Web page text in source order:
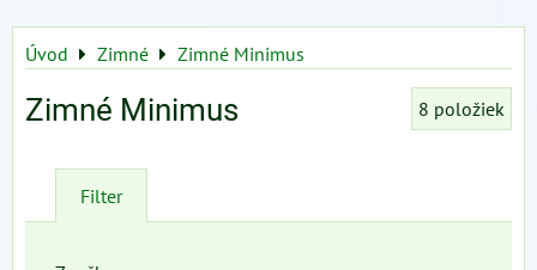
Úvod Zimné Zimné Minimus
Zimné Minimus 8 položiek
Filter